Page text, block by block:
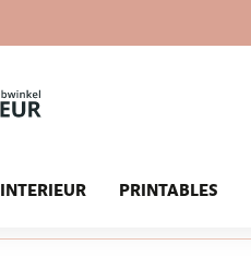
INTERIEUR PRINTABLES